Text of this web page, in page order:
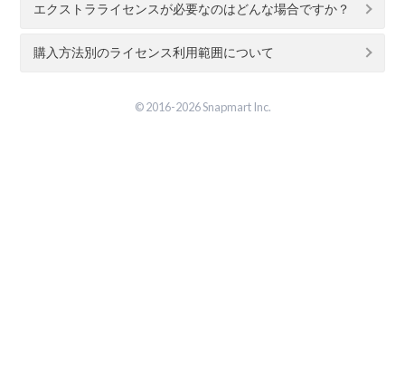
エクストラライセンスが必要なのはどんな場合ですか？
購入方法別のライセンス利用範囲について
© 2016-2026 Snapmart Inc.